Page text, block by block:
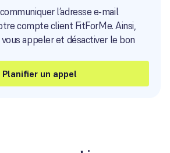
l’adresse e-mail
compte client FitForMe. Ainsi,
appeler et désactiver le bon
Planifier un appel